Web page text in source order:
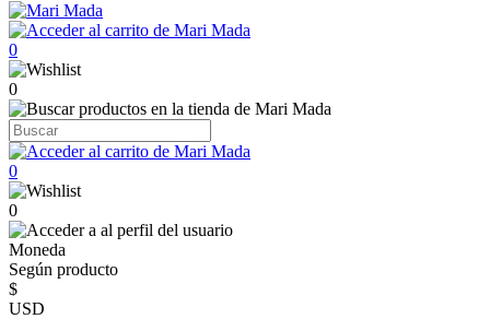
0
0
0
0
Moneda
Según producto
$
USD